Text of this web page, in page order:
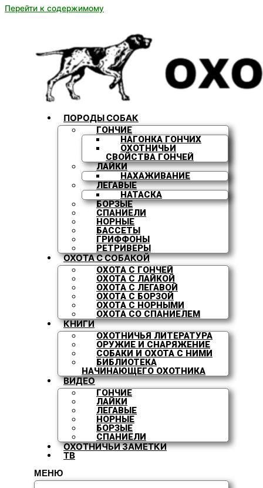
Перейти к содержимому
ПОРОДЫ СОБАК
ГОНЧИЕ
НАГОНКА ГОНЧИХ
ОХОТНИЧЬИ
СВОЙСТВА ГОНЧЕЙ
ЛАЙКИ
НАХАЖИВАНИЕ
ЛЕГАВЫЕ
НАТАСКА
БОРЗЫЕ
СПАНИЕЛИ
НОРНЫЕ
БАССЕТЫ
ГРИФФОНЫ
РЕТРИВЕРЫ
ОХОТА С СОБАКОЙ
ОХОТА С ГОНЧЕЙ
ОХОТА С ЛАЙКОЙ
ОХОТА С ЛЕГАВОЙ
ОХОТА С БОРЗОЙ
ОХОТА С НОРНЫМИ
ОХОТА СО СПАНИЕЛЕМ
КНИГИ
ОХОТНИЧЬЯ ЛИТЕРАТУРА
ОРУЖИЕ И СНАРЯЖЕНИЕ
СОБАКИ И ОХОТА С НИМИ
БИБЛИОТЕКА
НАЧИНАЮЩЕГО ОХОТНИКА
ВИДЕО
ГОНЧИЕ
ЛАЙКИ
ЛЕГАВЫЕ
НОРНЫЕ
БОРЗЫЕ
СПАНИЕЛИ
ОХОТНИЧЬИ ЗАМЕТКИ
ТВ
МЕНЮ